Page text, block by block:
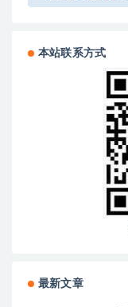
本站联系方式
最新文章